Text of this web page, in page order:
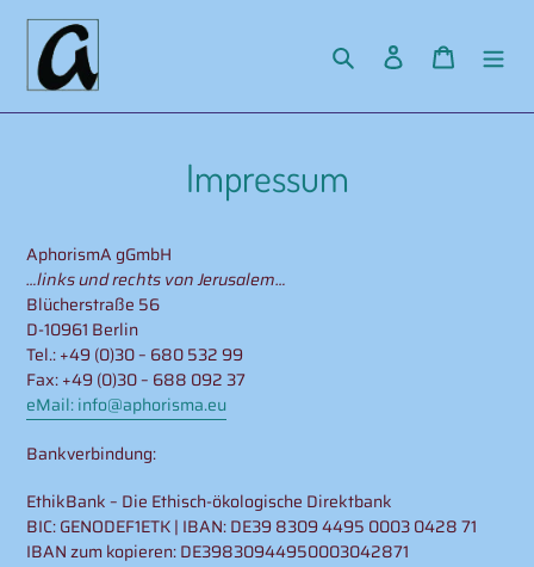
Direkt
Inhalt
Suchen Einloggen
Impressum
AphorismA gGmbH
…links und rechts von Jerusalem…
Blücherstraße 56
D-10961 Berlin
Tel.: +49 (0)30 – 680 532 99
Fax: +49 (0)30 – 688 092 37
eMail: info@aphorisma.eu
Bankverbindung:
EthikBank – Die Ethisch-ökologische Direktbank
BIC: GENODEF1ETK | IBAN: DE39 8309 4495 0003 0428 71
IBAN zum kopieren: DE39830944950003042871